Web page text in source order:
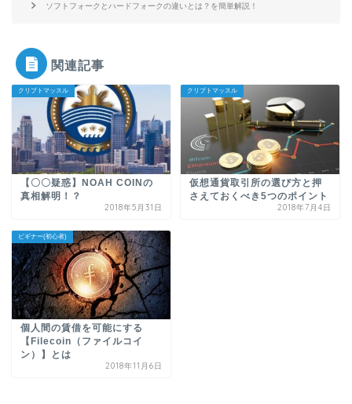
ソフトフォークとハードフォークの違いとは？を簡単解説！
関連記事
クリプトマッスル
【〇〇疑惑】NOAH COINの
真相解明！？
2018年5月31日
クリプトマッスル
仮想通貨取引所の選び方と押
さえておくべき5つのポイント
2018年7月4日
ビギナー(初心者)
個人間の賃借を可能にする
【Filecoin（ファイルコイ
ン）】とは
2018年11月6日